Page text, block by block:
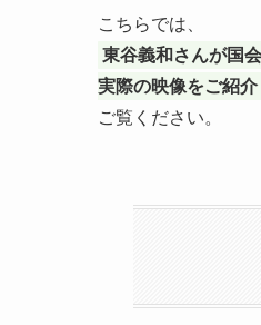
こちらでは、
東谷義和さんが国
実際の映像をご紹介
ご覧ください。